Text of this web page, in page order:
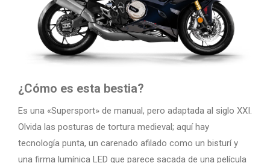
¿Cómo es esta bestia?
Es una «Supersport» de manual, pero adaptada al siglo XXI.
Olvida las posturas de tortura medieval; aquí hay
tecnología punta, un carenado afilado como un bisturí y
una firma lumínica LED que parece sacada de una película